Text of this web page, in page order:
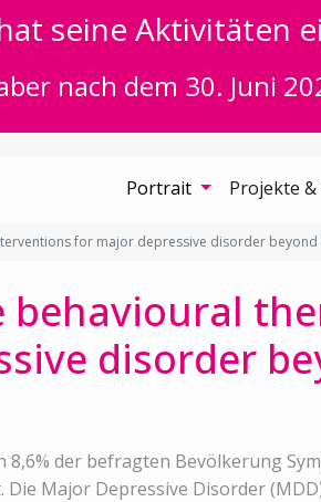
seine Aktivitäten
nach dem 30. Juni
Portrait Projekte
for major depressive disorder beyond
behavioural
disorder
der befragten Bevölkerung
Major Depressive Disorder